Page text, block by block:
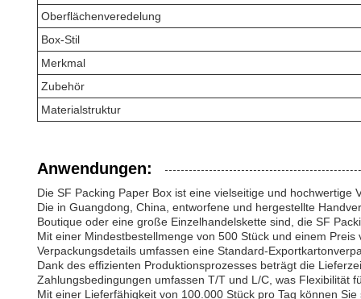
Oberflächenveredelung
Box-Stil
Merkmal
Zubehör
Materialstruktur
Anwendungen:
Die SF Packing Paper Box ist eine vielseitige und
Die in Guangdong, China, entworfene und hergestellte
Boutique oder eine große Einzelhandelskette sind, die SF
Mit einer Mindestbestellmenge von 500 Stück und einem
Verpackungsdetails umfassen eine Standard-
Dank des effizienten Produktionsprozesses beträgt die
Zahlungsbedingungen umfassen T/T und L/C, was Flexibilität
Mit einer Lieferfähigkeit von 100.000 Stück pro Tag können